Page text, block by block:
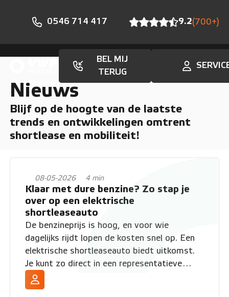
0546 714 417 9.2(700+)
BEL MIJ
TERUG
Nieuws
Nieuws
Blijf op de hoogte van de laatste
trends en ontwikkelingen omtrent
shortlease en mobiliteit!
08-05-2026 4 min
Klaar met dure benzine? Zo stap je
over op een elektrische
shortleaseauto
De benzineprijs is hoog, en voor wie
dagelijks rijdt lopen de kosten snel op. Een
elektrische shortleaseauto biedt uitkomst.
Je kunt zo direct in een representatieve
elektrische auto rijden en besparen op je
brandstofkosten, zonder langdurig contract.